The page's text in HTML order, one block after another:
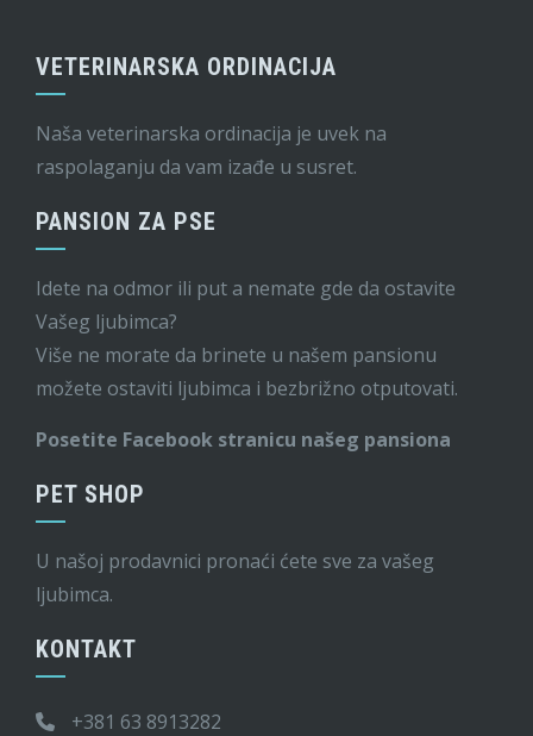
VETERINARSKA ORDINACIJA
Naša veterinarska ordinacija je uvek na
raspolaganju da vam izađe u susret.
PANSION ZA PSE
Idete na odmor ili put a nemate gde da ostavite
Vašeg ljubimca?
Više ne morate da brinete u našem pansionu
možete ostaviti ljubimca i bezbrižno otputovati.
Posetite Facebook stranicu našeg pansiona
PET SHOP
U našoj prodavnici pronaći ćete sve za vašeg
ljubimca.
KONTAKT
+381 63 8913282